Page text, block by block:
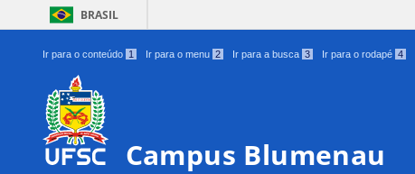
BRASIL
Ir para o conteúdo 1 Ir para o menu 2 Ir para a busca 3 Ir para o rodapé 4
Campus Blumenau